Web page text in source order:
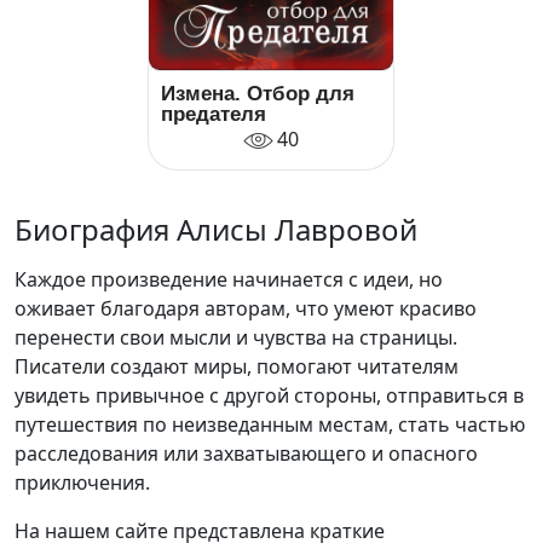
Измена. Отбор для
предателя
40
Биография Алисы Лавровой
Каждое произведение начинается с идеи, но
оживает благодаря авторам, что умеют красиво
перенести свои мысли и чувства на страницы.
Писатели создают миры, помогают читателям
увидеть привычное с другой стороны, отправиться в
путешествия по неизведанным местам, стать частью
расследования или захватывающего и опасного
приключения.
На нашем сайте представлена краткие